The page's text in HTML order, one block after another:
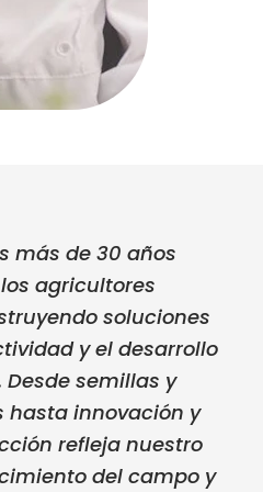
más de 30 años
agricultores
soluciones
y el desarrollo
semillas y
hasta innovación y
refleja nuestro
del campo y